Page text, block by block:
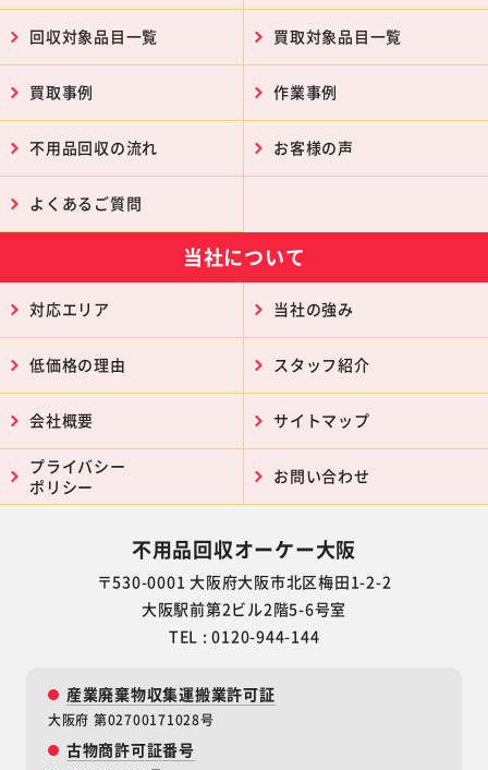
回収対象品目一覧 買取対象品目一覧
買取事例 作業事例
不用品回収の流れ お客様の声
よくあるご質問
当社について
対応エリア 当社の強み
低価格の理由 スタッフ紹介
会社概要 サイトマップ
プライバシー
ポリシー
お問い合わせ
不用品回収オーケー大阪
〒530-0001 大阪府大阪市北区梅田1-2-2
大阪駅前第2ビル2階5-6号室
TEL : 0120-944-144
産業廃棄物収集運搬業許可証
大阪府 第02700171028号
古物商許可証番号